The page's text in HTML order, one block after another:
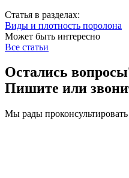
Статья в разделах:
Виды и плотность поролона
Может быть интересно
Все статьи
Остались
Пишите или
Мы рады